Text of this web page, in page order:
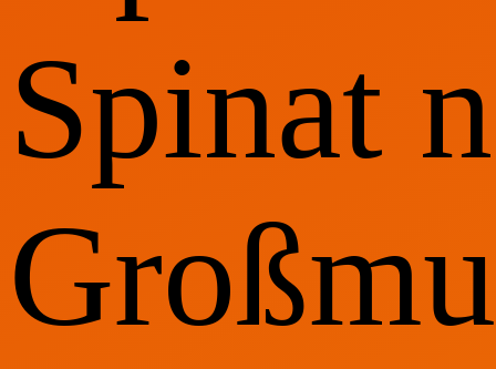
Spinat